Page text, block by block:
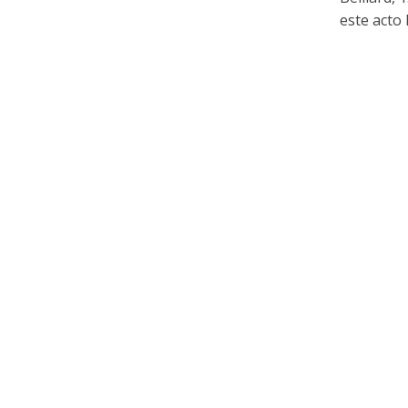
este acto